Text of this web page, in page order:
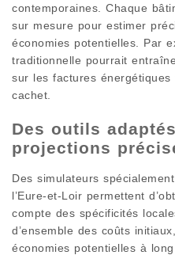
contemporaines. Chaque
sur mesure pour estimer
économies potentielles. Par
traditionnelle pourrait
sur les factures
cachet.
Des outils
projections
Des simulateurs
l’Eure-et-Loir permettent
compte des spécificités
d’ensemble des coûts
économies potentielles à long